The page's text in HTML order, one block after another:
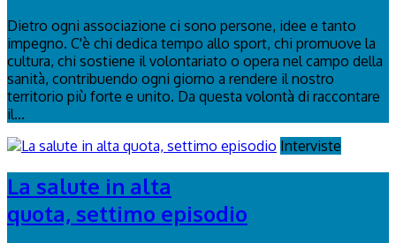
Dietro ogni associazione ci sono persone, idee e tanto
impegno. C'è chi dedica tempo allo sport, chi promuove la
cultura, chi sostiene il volontariato o opera nel campo della
sanità, contribuendo ogni giorno a rendere il nostro
territorio più forte e unito. Da questa volontà di raccontare
il...
Interviste
La salute in alta
quota, settimo episodio